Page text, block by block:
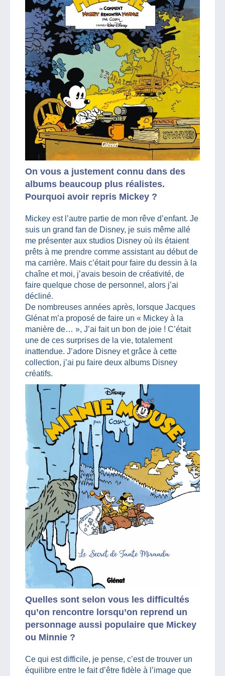
On vous a justement connu dans des
albums beaucoup plus réalistes.
Pourquoi avoir repris Mickey ?
Mickey est l’autre partie de mon rêve d’enfant. Je
suis un grand fan de Disney, je suis même allé
me présenter aux studios Disney où ils étaient
prêts à me prendre comme assistant au début de
ma carrière. Mais c’était pour faire du dessin à la
chaîne et moi, j’avais besoin de créativité, de
faire quelque chose de personnel, alors j’ai
décliné.
De nombreuses années après, lorsque Jacques
Glénat m’a proposé de faire un « Mickey à la
manière de… », J’ai fait un bon de joie ! C’était
une de ces surprises de la vie, totalement
inattendue. J’adore Disney et grâce à cette
collection, j’ai pu faire deux albums Disney
créatifs.
Quelles sont selon vous les difficultés
qu’on rencontre lorsqu’on reprend un
personnage aussi populaire que Mickey
ou Minnie ?
Ce qui est difficile, je pense, c’est de trouver un
équilibre entre le fait d’être fidèle à l’image que